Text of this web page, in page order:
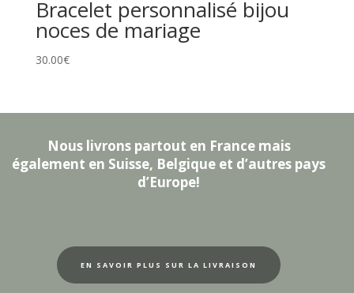
Bracelet personnalisé bijou
noces de mariage
30.00€
Nous livrons partout en France mais
également en Suisse, Belgique et d’autres pays
d’Europe!
EN SAVOIR PLUS SUR LA LIVRAISON